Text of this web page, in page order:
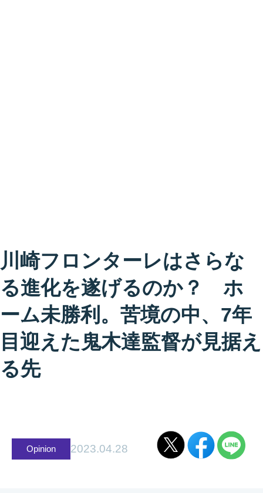
川崎フロンターレはさらな
る進化を遂げるのか？ ホ
ーム未勝利。苦境の中、7年
目迎えた鬼木達監督が見据え
る先
Opinion 2023.04.28